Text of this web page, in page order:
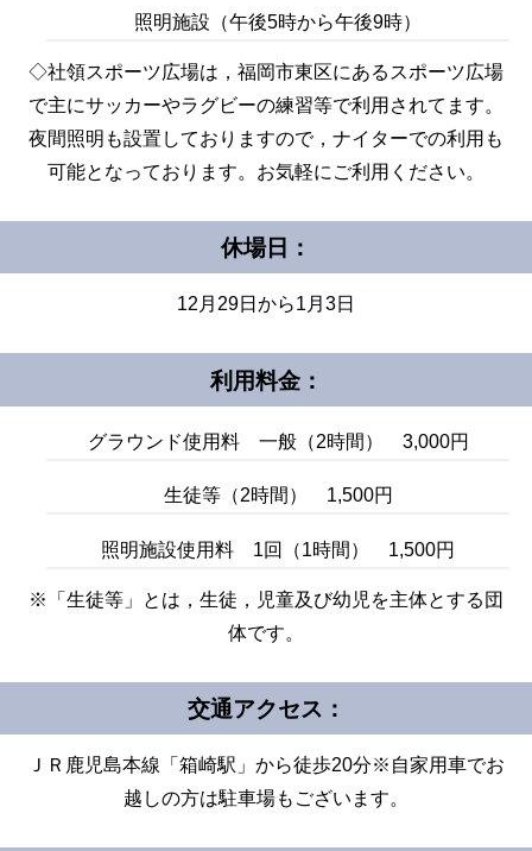
照明施設（午後5時から午後9時）
◇社領スポーツ広場は，福岡市東区にあるスポーツ広場
で主にサッカーやラグビーの練習等で利用されてます。
夜間照明も設置しておりますので，ナイターでの利用も
可能となっております。お気軽にご利用ください。
休場日：
12月29日から1月3日
利用料金：
グラウンド使用料 一般（2時間） 3,000円
生徒等（2時間） 1,500円
照明施設使用料 1回（1時間） 1,500円
※「生徒等」とは，生徒，児童及び幼児を主体とする団
体です。
交通アクセス：
ＪＲ鹿児島本線「箱崎駅」から徒歩20分※自家用車でお
越しの方は駐車場もございます。